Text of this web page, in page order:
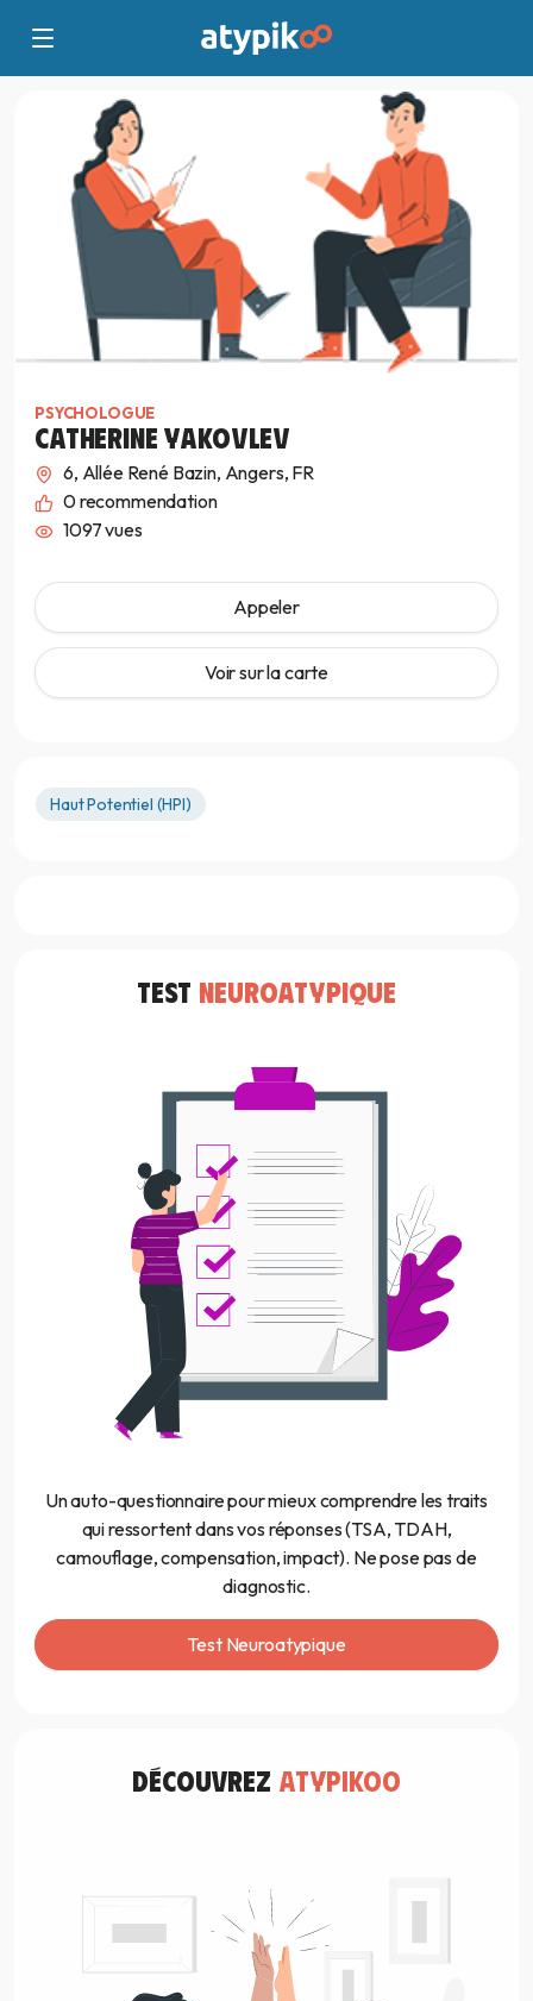
PSYCHOLOGUE
CATHERINE YAKOVLEV
6, Allée René Bazin, Angers, FR
0recommendation
1097 vues
Appeler
Voir sur la carte
Haut Potentiel (HPI)
TEST NEUROATYPIQUE
Un auto-questionnaire pour mieux comprendre les traits
qui ressortent dans vos réponses (TSA, TDAH,
camouflage, compensation, impact). Ne pose pas de
diagnostic.
Test Neuroatypique
découvrez atypikoo